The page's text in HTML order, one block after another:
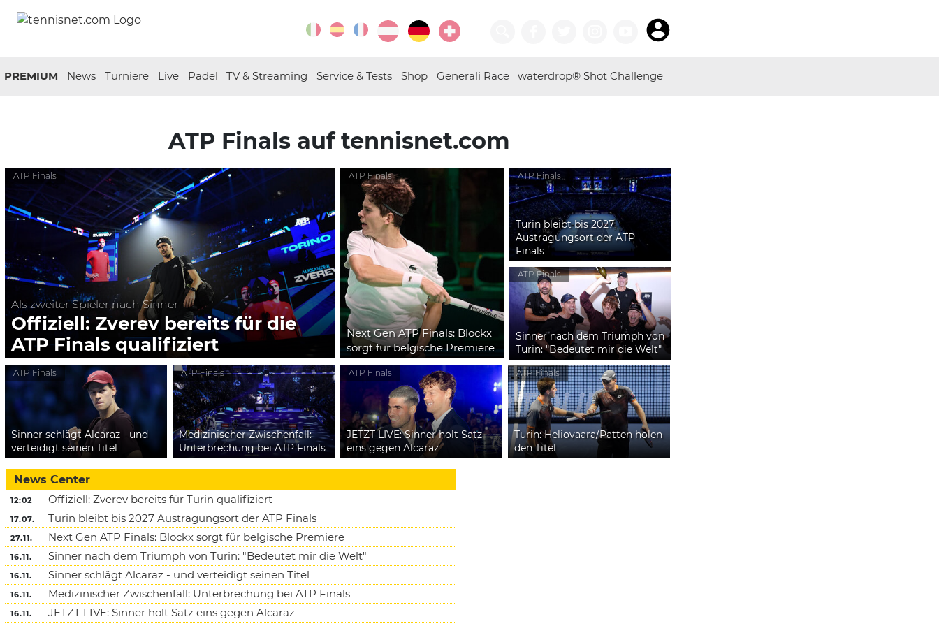
PREMIUM News Turniere Live Padel TV & Streaming Service & Tests Shop Generali Race waterdrop® Shot Challenge
ATP Finals auf tennisnet.com
ATP Finals
Als zweiter Spieler nach Sinner
Offiziell: Zverev bereits für die
ATP Finals qualifiziert
ATP Finals
Next Gen ATP Finals: Blockx
sorgt für belgische Premiere
ATP Finals
Turin bleibt bis 2027
Austragungsort der ATP
Finals
ATP Finals
Sinner nach dem Triumph von
Turin: "Bedeutet mir die Welt"
ATP Finals
Sinner schlägt Alcaraz - und
verteidigt seinen Titel
ATP Finals
Medizinischer Zwischenfall:
Unterbrechung bei ATP Finals
ATP Finals
JETZT LIVE: Sinner holt Satz
eins gegen Alcaraz
ATP Finals
Turin: Heliovaara/Patten holen
den Titel
News Center
12:02 Offiziell: Zverev bereits für Turin qualifiziert
17.07. Turin bleibt bis 2027 Austragungsort der ATP Finals
27.11. Next Gen ATP Finals: Blockx sorgt für belgische Premiere
16.11. Sinner nach dem Triumph von Turin: "Bedeutet mir die Welt"
16.11. Sinner schlägt Alcaraz - und verteidigt seinen Titel
16.11. Medizinischer Zwischenfall: Unterbrechung bei ATP Finals
16.11.
JETZT LIVE: Sinner holt Satz eins gegen Alcaraz